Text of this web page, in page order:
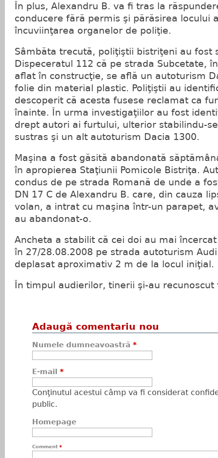
În plus, Alexandru B. va fi tras la
conducere fără permis şi părăsirea locului
încuviinţarea organelor de poliţie.
Sâmbăta trecută, poliţiştii bistriţeni au fost
Dispeceratul 112 că pe strada Subcetate,
aflat în construcţie, se află un autoturism
folie din material plastic. Poliţiştii au
descoperit că acesta fusese reclamat ca
înainte. În urma investigaţiilor au fost
drept autori ai furtului, ulterior stabilindu-
sustras şi un alt autoturism Dacia 1300.
Maşina a fost găsită abandonată
în apropierea Staţiunii Pomicole Bistriţa.
condus de pe strada Romană de unde a
DN 17 C de Alexandru B. care, din cauza
volan, a intrat cu maşina într-un parapet,
au abandonat-o.
Ancheta a stabilit că cei doi au mai
în 27/28.08.2008 pe strada autoturism
deplasat aproximativ 2 m de la locul iniţial.
În timpul audierilor, tinerii şi-au recunoscut
Adaugă comentariu nou
Numele dumneavoastră *
E-mail *
Conţinutul acestui câmp va fi considerat
public.
Homepage
Comment *